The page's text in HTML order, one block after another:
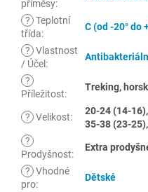
příměsy:
? Teplotní
třída:
C (od -20° do
? Vlastnost
/ Účel :
?
Příležitost:
Treking,
? Velikost:
20-24 (14-
35-38 (23-
?
Prodyšnost:
Extra
? Vhodné
pro:
Dětské